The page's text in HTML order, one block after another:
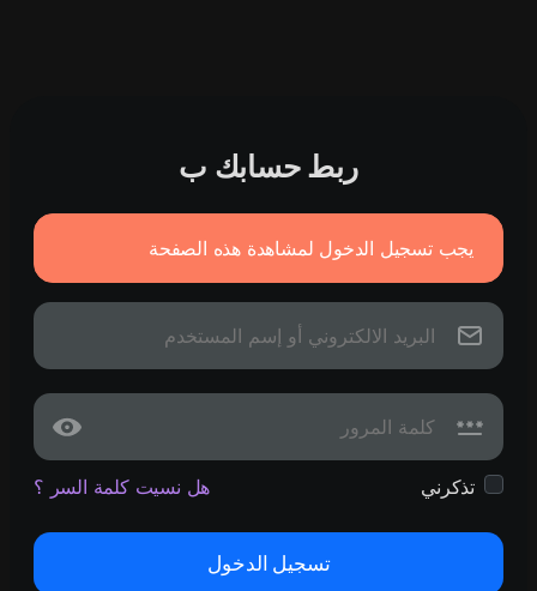
ربط حسابك ب
يجب تسجيل الدخول لمشاهدة هذه الصفحة
تذكرني هل نسيت كلمة السر ؟
تسجيل الدخول